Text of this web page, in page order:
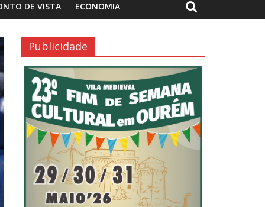
DE VISTA ECONOMIA
Publicidade